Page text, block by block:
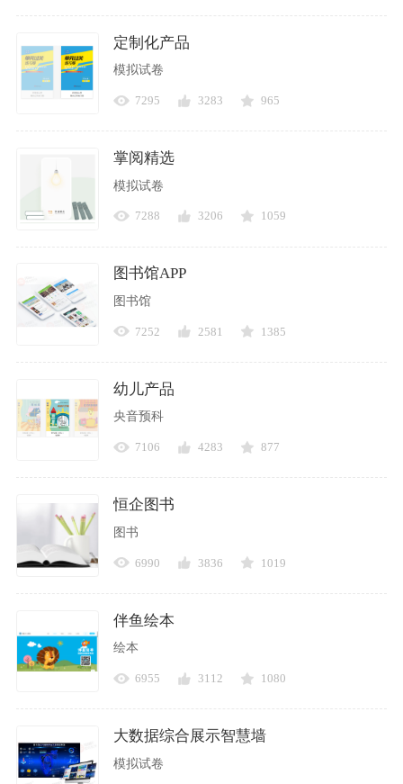
定制化产品
模拟试卷
7295 3283 965
掌阅精选
模拟试卷
7288 3206 1059
图书馆APP
图书馆
7252 2581 1385
幼儿产品
央音预科
7106 4283 877
恒企图书
图书
6990 3836 1019
伴鱼绘本
绘本
6955 3112 1080
大数据综合展示智慧墙
模拟试卷